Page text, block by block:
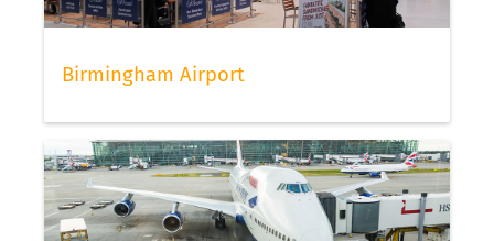
Birmingham Airport